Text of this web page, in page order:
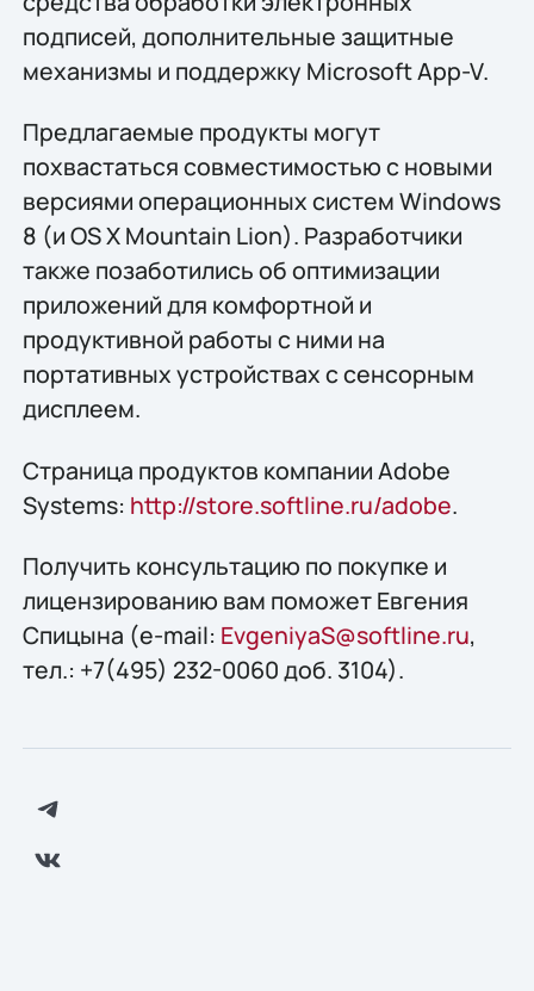
подписей, дополнительные защитные
механизмы и поддержку Microsoft App-V.
Предлагаемые продукты могут
похвастаться совместимостью с новыми
версиями операционных систем Windows
8 (и OS X Mountain Lion). Разработчики
также позаботились об оптимизации
приложений для комфортной и
продуктивной работы с ними на
портативных устройствах с сенсорным
дисплеем.
Страница продуктов компании Adobe
Systems: http://store.softline.ru/adobe.
Получить консультацию по покупке и
лицензированию вам поможет Евгения
Спицына (e-mail: EvgeniyaS@softline.ru,
тел.: +7(495) 232-0060 доб. 3104).